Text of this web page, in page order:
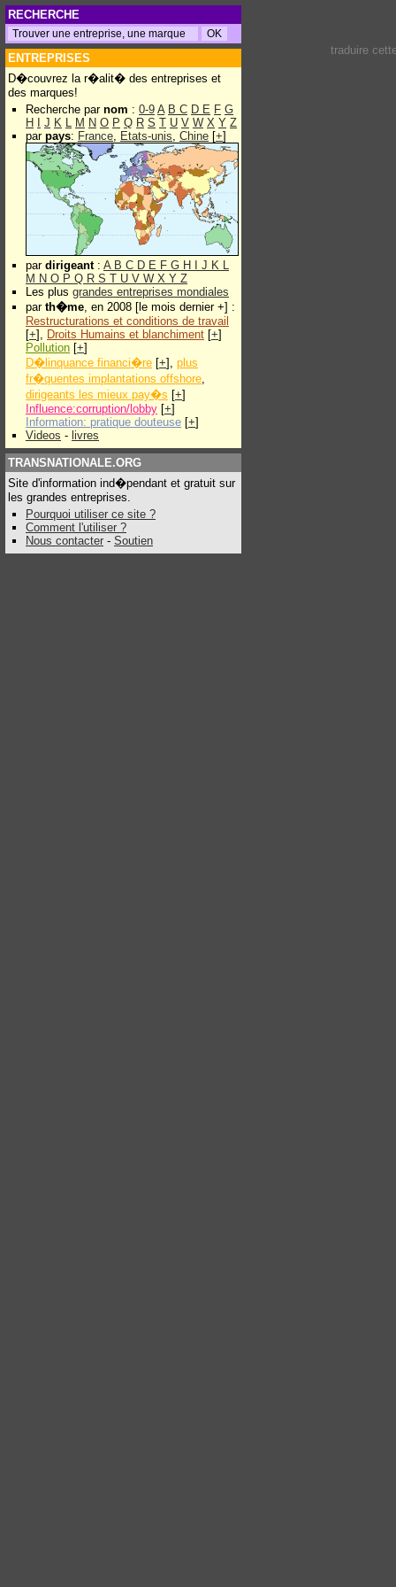
RECHERCHE
ENTREPRISES
D�couvrez la r�alit� des entreprises et
des marques!
Recherche par nom : 0-9 A B C D E F G
H
J K L M N O P Q R S T U V W X Y Z
par pays: France, Etats-unis, Chine [+]
par dirigeant: A B C D E F G H J K L
M N O P Q R S T U V W X Y Z
Les plus grandes entreprises mondiales
par th�me, en 2008 [le mois dernier +] :
Restructurations et conditions de travail
[+], Droits Humains et blanchiment [+]
Pollution [+]
D�linquance financi�re [+], plus
fr�quentes implantations offshore,
dirigeants les mieux pay�s [+]
Influence:corruption/lobby [+]
Information: pratique douteuse [+]
Videos - livres
TRANSNATIONALE.ORG
Site d'information ind�pendant et gratuit sur
les grandes entreprises.
Pourquoi utiliser ce site ?
Comment l'utiliser ?
Nous contacter - Soutien
traduire